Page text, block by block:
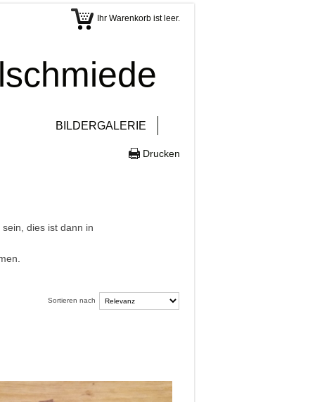
Ihr Warenkorb ist leer.
BILDERGALERIE
Drucken
dies ist dann in
Sortieren nach